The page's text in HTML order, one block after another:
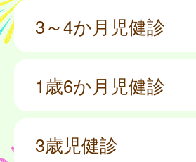
3～4か月児健診
1歳6か月児健診
3歳児健診